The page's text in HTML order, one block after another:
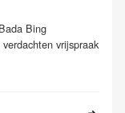
Bing
vrijspraak